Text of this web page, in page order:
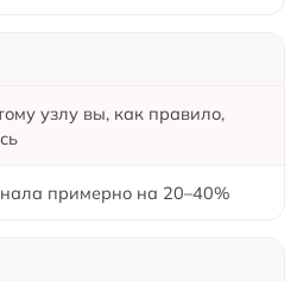
узлу вы, как правило,
примерно на 20–40%